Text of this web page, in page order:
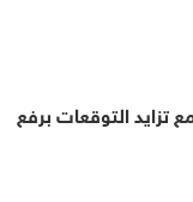
تزايد التوقعات برفع